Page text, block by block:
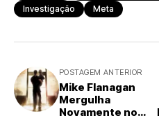
Investigação
Meta
POSTAGEM ANTERIOR
Mike Flanagan
Mergulha
Novamente no